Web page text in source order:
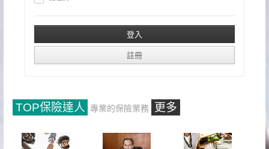
TOP保險達人 專業的保險業務 更多